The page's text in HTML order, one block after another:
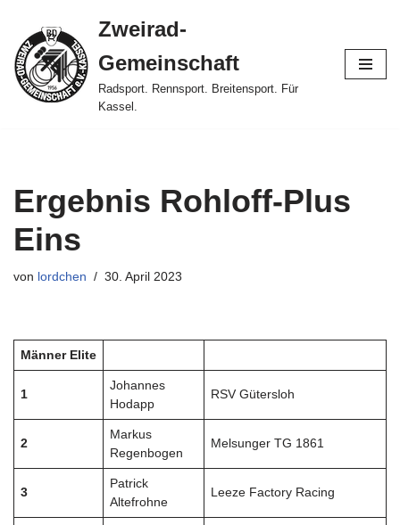
Zum
Inhalt
springen
Zweirad-
Gemeinschaft
Radsport. Rennsport. Breitensport. Für
Kassel.
Ergebnis Rohloff-Plus
Eins
von lordchen 30. April 2023
Männer Elite
1
Johannes
Hodapp
RSV Gütersloh
2
Markus
Regenbogen
Melsunger TG 1861
3
Patrick
Altefrohne
Leeze Factory Racing